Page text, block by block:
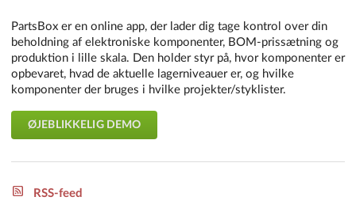
PartsBox er en online app, der lader dig tage kontrol over din
beholdning af elektroniske komponenter, BOM-prissætning og
produktion i lille skala. Den holder styr på, hvor komponenter er
opbevaret, hvad de aktuelle lagerniveauer er, og hvilke
komponenter der bruges i hvilke projekter/styklister.
ØJEBLIKKELIG DEMO
RSS-feed